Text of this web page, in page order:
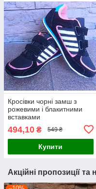
Кросівки чорні замш з
рожевими і блакитними
вставками
494,10 ₴ 549 ₴
Купити
Акційні пропозиції та